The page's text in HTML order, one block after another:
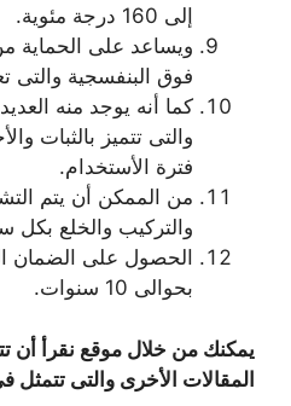
إلى 160 درجة مئوية.
ويساعد على
فوق البنفسجية والتى
كما أنه يوجد منه
والتى تتميز بالثبات
فترة الأستخدام.
من الممكن أن يتم
والتركيب والخلع بكل
الحصول على الضمان
بحوالى 10 سنوات.
يمكنك من خلال موقع نقرأ
المقالات الأخرى والتى تتمثل